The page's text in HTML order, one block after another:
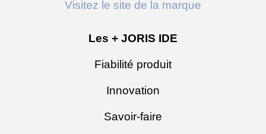
Visitez le site de la marque
Les + JORIS IDE
Fiabilité produit
Innovation
Savoir-faire